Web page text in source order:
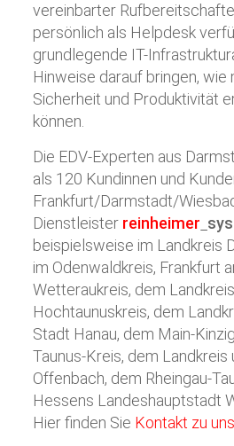
vereinbarter
persönlich als Helpdesk
grundlegende IT-
Hinweise darauf bringen, wie
Sicherheit und Produktivität
können.
Die EDV-Experten aus
als 120 Kundinnen und
Frankfurt/Darmstadt/
Dienstleister reinheimer
beispielsweise im Landkreis
im Odenwaldkreis, Frankfurt
Wetteraukreis, dem
Hochtaunuskreis, dem
Stadt Hanau, dem Main-
Taunus-Kreis, dem Landkreis
Offenbach, dem Rheingau-
Hessens Landeshauptstadt
Hier finden Sie Kontakt zu uns